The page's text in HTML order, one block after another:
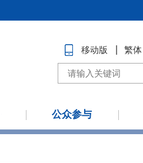
移动版 繁体
公众参与